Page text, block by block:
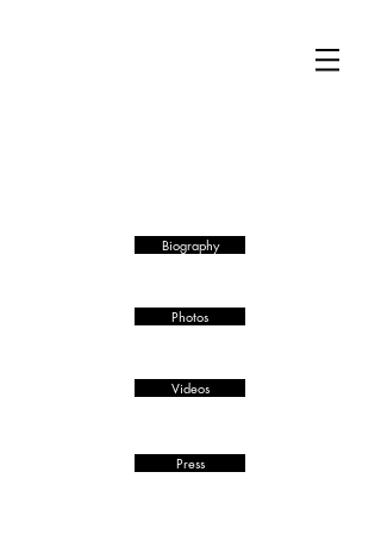
Biography
Photos
Videos
Press